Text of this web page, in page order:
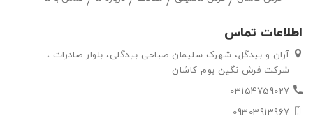
و گلیم مورد علاقه خود را به راحتی انتتخاب کرده و خریداری کنند.
اطلاعات تماس
آران و بیدگل، شهرک سلیمان صباحی بیدگلی، بلوار صادرات ،
شرکت فرش نگین بوم کاشان
03154759027
09303913967